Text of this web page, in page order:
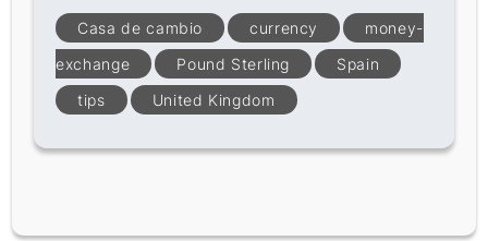
Casa de cambio currency
money-
exchange
Pound Sterling
Spain
tips
United Kingdom